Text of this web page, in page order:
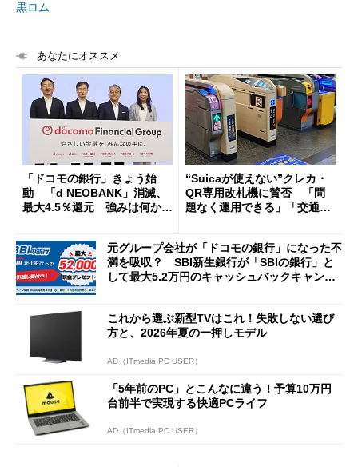
黒ロム
あなたにオススメ
「ドコモの銀行」きょう始
動 「d NEOBANK」消滅、
最大4.5％還元 強みは何か解
“Suicaが使えない”クレカ・
QR専用改札機に賛否 「問
題なく運用できる」「交通系I
元グループ会社が「ドコモの銀行」になった不
満を吸収？ SBI新生銀行が「SBIの銀行」と
して最大5.2万円のキャッシュバックキャンペ
これから選ぶ新型TVはこれ！失敗しない選び
方と、2026年夏の一押しモデル
AD（ITmedia PC USER）
「5年前のPC」とこんなに違う！予算10万円
台前半で実現する快適PCライフ
AD（ITmedia PC USER）